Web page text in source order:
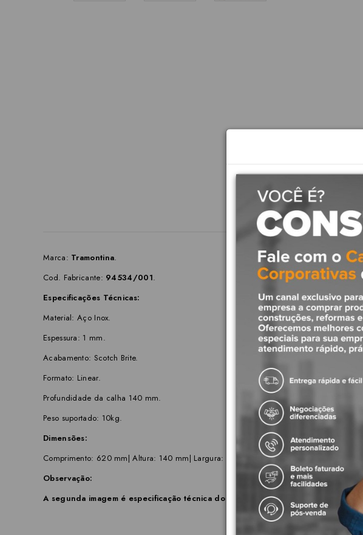
Marca: Tramontina.
Cod. Fabricante: 94534/001.
Especificações Técnicas:
Material: Aço Inox.
Espessura: 1 mm.
Acabamento: Scotch Brite.
Formato: Linear.
Profundidade da calha 140 mm.
Peso suportado: 10kg.
Dimensões:
Comprimento: 620 mm| Altura: 140 mm| Largura: 184 mm.
Observação:
A segunda imagem é especificação técnica do produto.